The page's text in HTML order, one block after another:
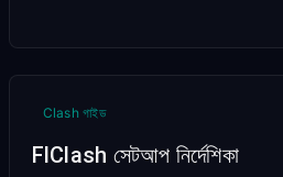
Clash গাইড
FlClash সেটআপ নির্দেশিকা